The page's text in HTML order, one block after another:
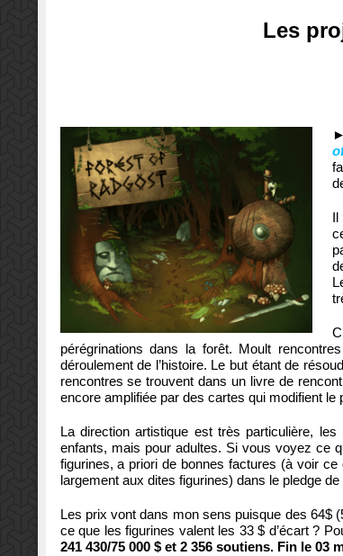
Les
►
Il
pérégrinations dans la forêt. Moult
déroulement de l’histoire. Le but étant de
rencontres se trouvent dans un livre de
encore amplifiée par des cartes qui modifient
La direction artistique est très particulière,
enfants, mais pour adultes. Si vous voyez ce
figurines, a priori de bonnes factures (à voir
largement aux dites figurines) dans le pledge
Les prix vont dans mon sens puisque des 64$
ce que les figurines valent les 33 $ d’écart ?
241 430/75 000 $ et 2 356 soutiens. Fin le 03